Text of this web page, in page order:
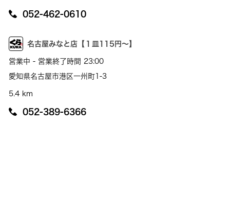
052-462-0610
名古屋みなと店【１皿115円～】
営業中 - 営業終了時間 23:00
愛知県名古屋市港区一州町1-3
5.4 km
052-389-6366